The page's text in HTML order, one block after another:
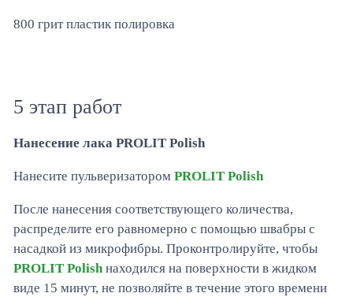
800 грит пластик полировка
5 этап работ
Нанесение лака PROLIT Polish
Нанесите пульверизатором PROLIT Polish
После нанесения соответствующего количества,
распределите его равномерно с помощью швабры с
насадкой из микрофибры. Проконтролируйте, чтобы
PROLIT Polish находился на поверхности в жидком
виде 15 минут, не позволяйте в течение этого времени